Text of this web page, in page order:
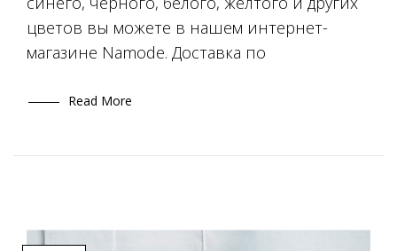
цветов вы можете в нашем интернет-
магазине Namode. Доставка по
Read More